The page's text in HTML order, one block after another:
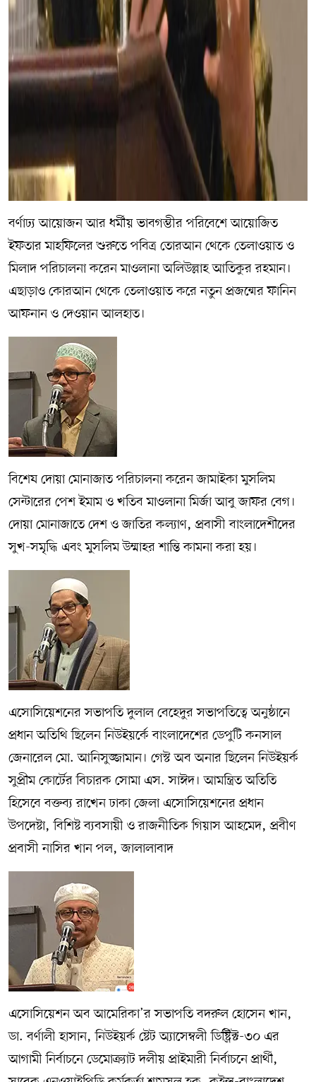
বর্ণাঢ্য আয়োজন আর ধর্মীয় ভাবগম্ভীর পরিবেশে আয়োজিত
ইফতার মাহফিলের শুরুতে পবিত্র তোরআন থেকে তেলাওয়াত ও
মিলাদ পরিচালনা করেন মাওলানা অলিউল্লাহ আতিকুর রহমান।
এছাড়াও কোরআন থেকে তেলাওয়াত করে নতুন প্রজন্মের ফানিন
আফনান ও দেওয়ান আলহাত।
বিশেষ দোয়া মোনাজাত পরিচালনা করেন জামাইকা মুসলিম
সেন্টারের পেশ ইমাম ও খতিব মাওলানা মির্জা আবু জাফর বেগ।
দোয়া মোনাজাতে দেশ ও জাতির কল্যাণ, প্রবাসী বাংলাদেশীদের
সুখ-সমৃদ্ধি এবং মুসলিম উম্মাহর শান্তি কামনা করা হয়।
এসোসিয়েশনের সভাপতি দুলাল বেহেদুর সভাপতিত্বে অনুষ্ঠানে
প্রধান অতিথি ছিলেন নিউইয়র্কে বাংলাদেশের ডেপুটি কনসাল
জেনারেল মো. আনিসুজ্জামান। গেস্ট অব অনার ছিলেন নিউইয়র্ক
সুপ্রীম কোর্টের বিচারক সোমা এস. সাঈদ। আমন্ত্রিত অতিতি
হিসেবে বক্তব্য রাখেন ঢাকা জেলা এসোসিয়েশনের প্রধান
উপদেষ্টা, বিশিষ্ট ব্যবসায়ী ও রাজনীতিক গিয়াস আহমেদ, প্রবীণ
প্রবাসী নাসির খান পল, জালালাবাদ
এসোসিয়েশন অব আমেরিকা’র সভাপতি বদরুল হোসেন খান,
ডা. বর্ণালী হাসান, নিউইয়র্ক ষ্টেট অ্যাসেম্বলী ডিষ্ট্রিক্ট-৩০ এর
আগামী নির্বাচনে ডেমোক্র্যাট দলীয় প্রাইমারী নির্বাচনে প্রার্থী,